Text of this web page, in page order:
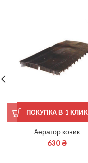
ПОКУПКА В 1 КЛИК
Аератор коник
630₴